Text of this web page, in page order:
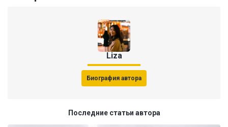
Liza
Биография автора
Последние статьи автора